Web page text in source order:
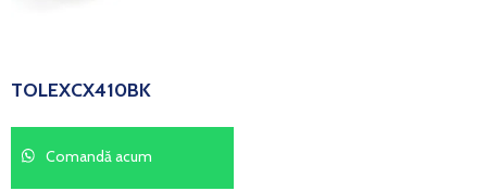
TOLEXCX410BK
Comandă acum